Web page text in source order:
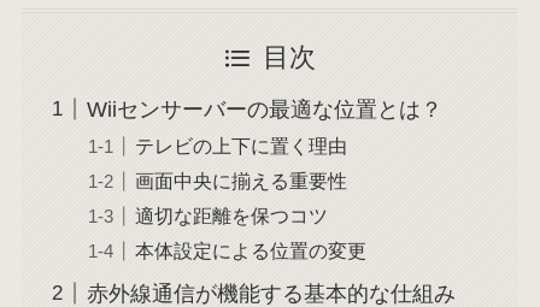
目次
Wiiセンサーバーの最適な位置とは？
テレビの上下に置く理由
画面中央に揃える重要性
適切な距離を保つコツ
本体設定による位置の変更
赤外線通信が機能する基本的な仕組み